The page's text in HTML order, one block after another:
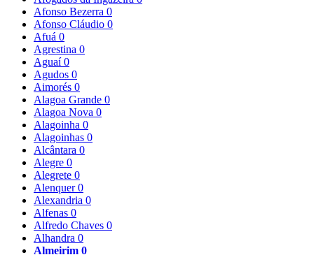
Afonso Bezerra 0
Afonso Cláudio 0
Afuá 0
Agrestina 0
Aguaí0
Agudos 0
Aimorés 0
Alagoa Grande 0
Alagoa Nova 0
Alagoinha 0
Alagoinhas 0
Alcântara 0
Alegre 0
Alegrete 0
Alenquer0
Alexandria 0
Alfenas 0
Alfredo Chaves 0
Alhandra 0
Almeirim 0